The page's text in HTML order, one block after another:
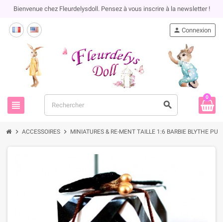
Bienvenue chez Fleurdelysdoll. Pensez à vous inscrire à la newsletter !
view_headline search
person Connexion
0
chevron_right ACCESSOIRES chevron_right MINIATURES & RE-MENT TAILLE 1:6 BARBIE BLYTHE